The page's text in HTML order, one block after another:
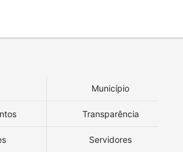
Município
Transparência
Servidores